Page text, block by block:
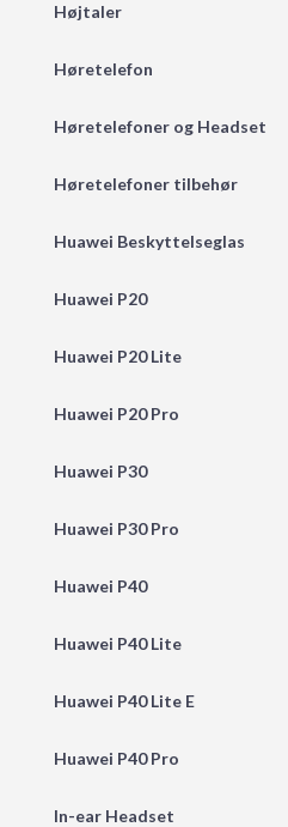
Højtaler
Høretelefon
Høretelefoner og Headset
Høretelefoner tilbehør
Huawei Beskyttelseglas
Huawei P20
Huawei P20 Lite
Huawei P20 Pro
Huawei P30
Huawei P30 Pro
Huawei P40
Huawei P40 Lite
Huawei P40 Lite E
Huawei P40 Pro
In-ear Headset